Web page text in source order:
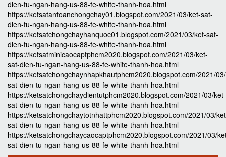
dien-tu-ngan-hang-us-88-fe-white-thanh-hoa.html
https://ketsatantoanchongchay01.blogspot.com/2021/03/ket-sat-
dien-tu-ngan-hang-us-88-fe-white-thanh-hoa.html
https://ketsatchongchayhanquoc01.blogspot.com/2021/03/ket-sat-
dien-tu-ngan-hang-us-88-fe-white-thanh-hoa.html
https://ketsatminicaocaptphcm2020.blogspot.com/2021/03/ket-
sat-dien-tu-ngan-hang-us-88-fe-white-thanh-hoa.html
https://ketsatchongchaynhapkhautphcm2020.blogspot.com/2021/
sat-dien-tu-ngan-hang-us-88-fe-white-thanh-hoa.html
https://ketsatchongchaydientutphcm2020.blogspot.com/2021/03/ket-
sat-dien-tu-ngan-hang-us-88-fe-white-thanh-hoa.html
https://ketsatchongchaytotnhattphcm2020.blogspot.com/2021/03/
sat-dien-tu-ngan-hang-us-88-fe-white-thanh-hoa.html
https://ketsatchongchaycaocaptphcm2020.blogspot.com/2021/03/
sat-dien-tu-ngan-hang-us-88-fe-white-thanh-hoa.html